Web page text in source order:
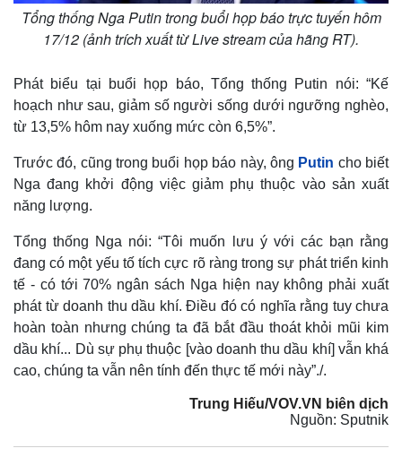
Tổng thống Nga Putin trong buổi họp báo trực tuyến hôm
17/12 (ảnh trích xuất từ Live stream của hãng RT).
Phát biểu tại buổi họp báo, Tổng thống Putin nói: “Kế
hoạch như sau, giảm số người sống dưới ngưỡng nghèo,
từ 13,5% hôm nay xuống mức còn 6,5%”.
Trước đó, cũng trong buổi họp báo này, ông Putin cho biết
Nga đang khởi động việc giảm phụ thuộc vào sản xuất
năng lượng.
Tổng thống Nga nói: “Tôi muốn lưu ý với các bạn rằng
đang có một yếu tố tích cực rõ ràng trong sự phát triển kinh
tế - có tới 70% ngân sách Nga hiện nay không phải xuất
phát từ doanh thu dầu khí. Điều đó có nghĩa rằng tuy chưa
hoàn toàn nhưng chúng ta đã bắt đầu thoát khỏi mũi kim
dầu khí... Dù sự phụ thuộc [vào doanh thu dầu khí] vẫn khá
cao, chúng ta vẫn nên tính đến thực tế mới này”./.
Trung Hiếu/VOV.VN biên dịch
Nguồn: Sputnik